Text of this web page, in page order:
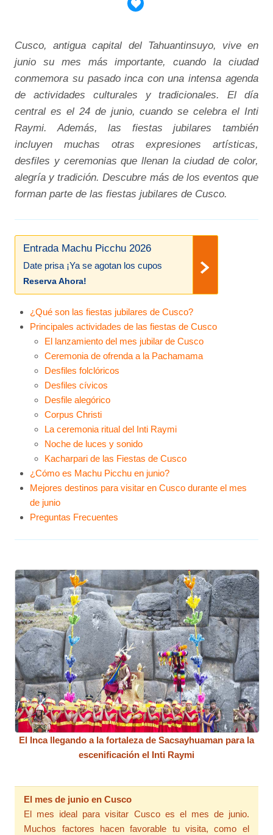
Cusco, antigua capital del Tahuantinsuyo, vive en
junio su mes más importante, cuando la ciudad
conmemora su pasado inca con una intensa agenda
de actividades culturales y tradicionales. El día
central es el 24 de junio, cuando se celebra el Inti
Raymi. Además, las fiestas jubilares también
incluyen muchas otras expresiones artísticas,
desfiles y ceremonias que llenan la ciudad de color,
alegría y tradición. Descubre más de los eventos que
forman parte de las fiestas jubilares de Cusco.
Entrada Machu Picchu 2026
Date prisa ¡Ya se agotan los cupos
Reserva Ahora!
¿Qué son las fiestas jubilares de Cusco?
Principales actividades de las fiestas de Cusco
El lanzamiento del mes jubilar de Cusco
Ceremonia de ofrenda a la Pachamama
Desfiles folclóricos
Desfiles cívicos
Desfile alegórico
Corpus Christi
La ceremonia ritual del Inti Raymi
Noche de luces y sonido
Kacharpari de las Fiestas de Cusco
¿Cómo es Machu Picchu en junio?
Mejores destinos para visitar en Cusco durante el mes
de junio
Preguntas Frecuentes
El Inca llegando a la fortaleza de Sacsayhuaman para la
escenificación el Inti Raymi
El mes de junio en Cusco
El mes ideal para visitar Cusco es el mes de junio.
Muchos factores hacen favorable tu visita, como el